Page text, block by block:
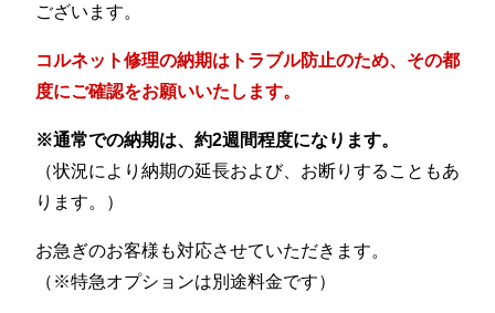
ございます。
コルネット修理の納期はトラブル防止のため、その都
度にご確認をお願いいたします。
※通常での納期は、約2週間程度になります。
（状況により納期の延長および、お断りすることもあ
ります。）
お急ぎのお客様も対応させていただきます。
（※特急オプションは別途料金です）